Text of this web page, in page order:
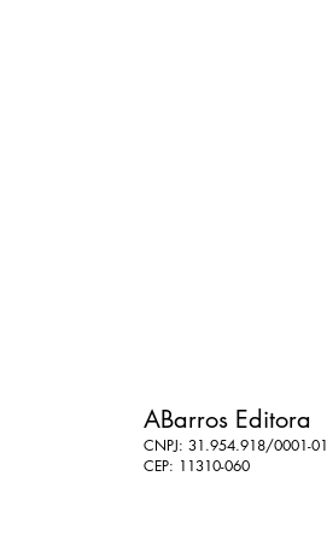
ABarros Editora
CNPJ: 31.954.918/0001-01
CEP: 11310-060